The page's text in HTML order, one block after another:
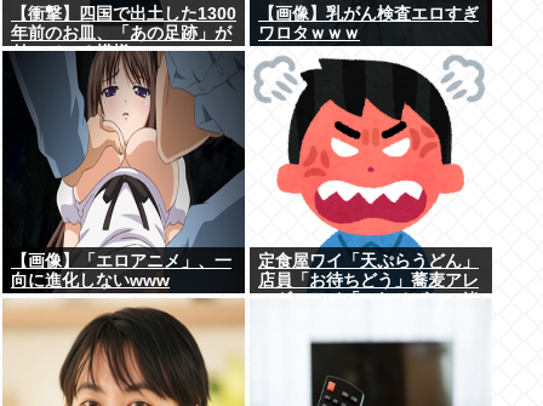
【衝撃】四国で出土した1300
年前のお皿、「あの足跡」が
付いている模様www
【画像】乳がん検査エロすぎ
ワロタｗｗｗ
【画像】「エロアニメ」、一
向に進化しないwww
定食屋ワイ「天ぷらうどん」
店員「お待ちどう」蕎麦アレ
かったワイが悪いのか？